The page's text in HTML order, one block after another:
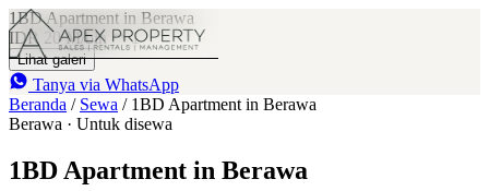
1BD Apartment in Berawa
IDR 20 M/bln 1
Lihat galeri
Tanya via WhatsApp
Beranda / Sewa / 1BD Apartment in Berawa
Berawa · Untuk disewa
1BD Apartment in Berawa